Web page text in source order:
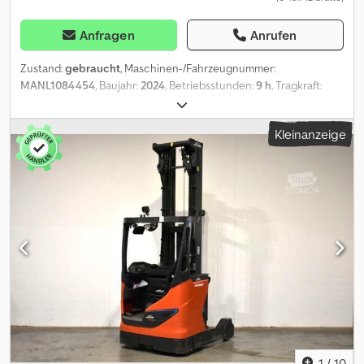
Anfragen Anrufen
Zustand:gebraucht, Maschinen-/Fahrzeugnummer:
MANL1084454, Baujahr:2024, Betriebsstunden:9 h, Tragkraft:
, Freihub:
Lastschwerpunkt:600 mm, Masttyp:Triplex, Batteriekapazität:620
Ah, Batteriespannung:48 V, Gabelträgerbreite:720 mm,
Gabellänge:
, Leergewicht:3.279 kg
mm, Gesamtlänge: 1.278 mm, Gesamtbreite:
, Kraftstoff:
, - Aquamatic auf Batterie - Fahrzeugstecker REMA 640A -
180° Batt.-Türe für Batteriewechsel Csdpjzpghqofx Ag Horf -
Fahrzeug: Einfachzusatzhydraulik - Mast: Einfachzusatzhydraulik -
Seitenschieber, integriert - Stahlrahmen + Dachscheibe -
Panzerglasdach - VertiLights und 2 x LED Arbeitsscheinwerfer
vorne - automatische Zentrierung des Seitenschubs - 180°-
Lenkung - Panoramaspiegel - Halter mit Schreibplatte -
Zugangskontrolle: Schlüsselschalter - Fahrersitz luftgefedert
(Stoffbezug) - Gabelzinkenverschleißanschlag - Doppelpedal -
Zentralhebel- und Kreuzhebel-Bedienung - Automatische
Zentrierung - Chassis 1270mm - Mast Komfortpaket -
Kleinanzeige